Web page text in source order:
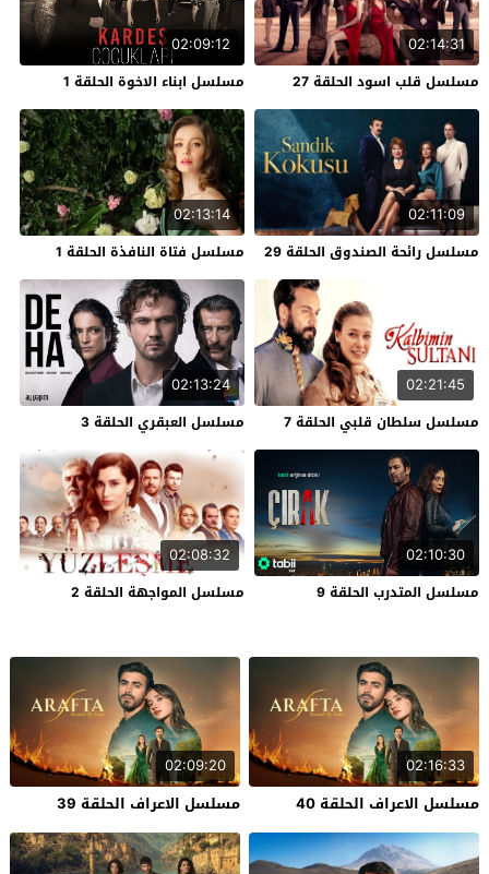
02:14:31
مسلسل قلب اسود الحلقة 27
02:09:12
مسلسل ابناء الاخوة الحلقة 1
02:11:09
مسلسل رائحة الصندوق الحلقة 29
02:13:14
مسلسل فتاة النافذة الحلقة 1
02:21:45
مسلسل سلطان قلبي الحلقة 7
02:13:24
مسلسل العبقري الحلقة 3
02:10:30
مسلسل المتدرب الحلقة 9
02:08:32
مسلسل المواجهة الحلقة 2
02:16:33
مسلسل الاعراف الحلقة 40
02:09:20
مسلسل الاعراف الحلقة 39